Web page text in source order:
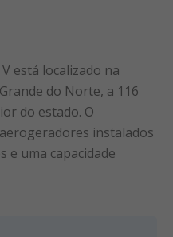
está localizado na
do Norte, a 116
do estado. O
instalados
e uma capacidade